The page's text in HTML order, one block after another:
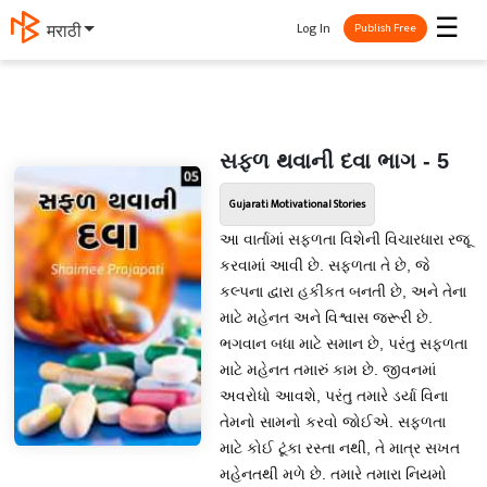
தமிழ் ☰
Log In Publish Free
સફળ થવાની દવા ભાગ - 5
Gujarati Motivational Stories
આ વાર્તામાં સફળતા વિશેની વિચારધારા રજૂ
કરવામાં આવી છે. સફળતા તે છે, જે
કલ્પના દ્વારા હકીકત બનતી છે, અને તેના
માટે મહેનત અને વિશ્વાસ જરૂરી છે.
ભગવાન બધા માટે સમાન છે, પરંતુ સફળતા
માટે મહેનત તમારું કામ છે. જીવનમાં
અવરોધો આવશે, પરંતુ તમારે ડર્યા વિના
તેમનો સામનો કરવો જોઈએ. સફળતા
માટે કોઈ ટૂંકા રસ્તા નથી, તે માત્ર સખત
મહેનતથી મળે છે. તમારે તમારા નિયમો